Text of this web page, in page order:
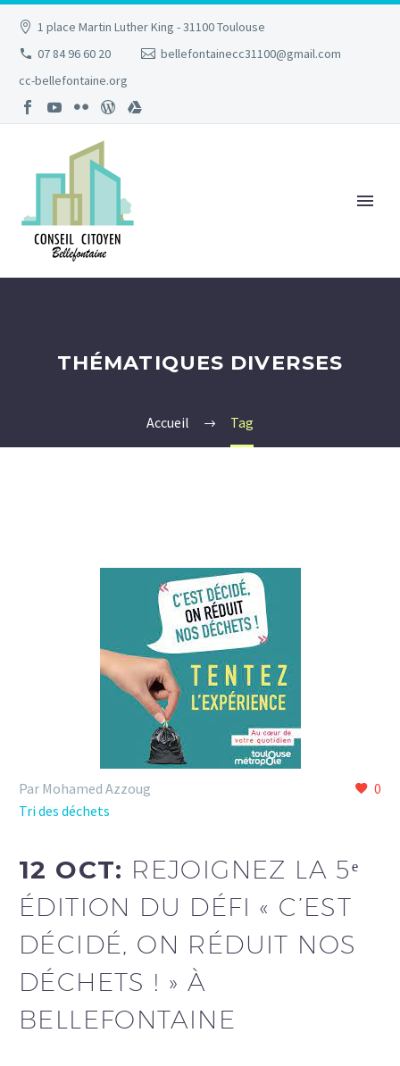
1 place Martin Luther King - 31100 Toulouse
07 84 96 60 20
bellefontainecc31100@gmail.com
cc-bellefontaine.org
THÉMATIQUES DIVERSES
Accueil Tag
0
Par Mohamed Azzoug
Tri des déchets
12 OCT: REJOIGNEZ LA 5ᵉ
ÉDITION DU DÉFI « C’EST
DÉCIDÉ, ON RÉDUIT NOS
DÉCHETS ! » À
BELLEFONTAINE